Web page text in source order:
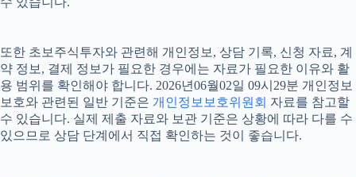
또한 초보주식투자와 관련해 개인정보, 상담 기록, 신청 자료, 계
약 정보, 결제 정보가 필요한 경우에는 자료가 필요한 이유와 활
용 범위를 확인해야 합니다. 2026년06월02일 09시29분 개인정보
보호와 관련된 일반 기준은 개인정보보호위원회 자료를 참고할
수 있습니다. 실제 제출 자료와 보관 기준은 상황에 따라 다를 수
있으므로 상담 단계에서 직접 확인하는 것이 좋습니다.